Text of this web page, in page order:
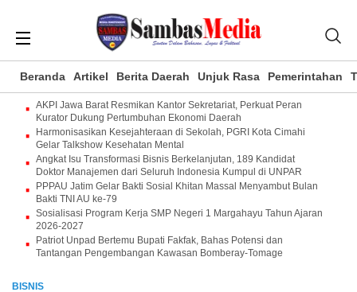
Beranda Artikel Berita Daerah Unjuk Rasa Pemerintahan
AKPI Jawa Barat Resmikan Kantor Sekretariat, Perkuat Peran
Kurator Dukung Pertumbuhan Ekonomi Daerah
Harmonisasikan Kesejahteraan di Sekolah, PGRI Kota Cimahi
Gelar Talkshow Kesehatan Mental
Angkat Isu Transformasi Bisnis Berkelanjutan, 189 Kandidat
Doktor Manajemen dari Seluruh Indonesia Kumpul di UNPAR
PPPAU Jatim Gelar Bakti Sosial Khitan Massal Menyambut Bulan
Bakti TNI AU ke-79
Sosialisasi Program Kerja SMP Negeri 1 Margahayu Tahun Ajaran
2026-2027
Patriot Unpad Bertemu Bupati Fakfak, Bahas Potensi dan
Tantangan Pengembangan Kawasan Bomberay-Tomage
BISNIS